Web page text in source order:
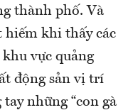
thành phố. Và
hiếm khi thấy các
vực quảng
động sản vị trí
những “con gà